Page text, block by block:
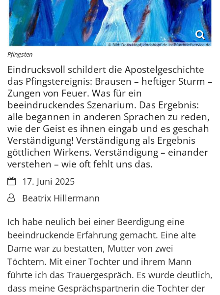
© Bild: Doris Hopf, dorishopf.de In: Pfarrbriefservice.de
Pfingsten
Eindrucksvoll schildert die Apostelgeschichte
das Pfingstereignis: Brausen – heftiger Sturm –
Zungen von Feuer. Was für ein
beeindruckendes Szenarium. Das Ergebnis:
alle begannen in anderen Sprachen zu reden,
wie der Geist es ihnen eingab und es geschah
Verständigung! Verständigung als Ergebnis
göttlichen Wirkens. Verständigung – einander
verstehen – wie oft fehlt uns das.
Datum:17. Juni 2025
Von:Beatrix Hillermann
Ich habe neulich bei einer Beerdigung eine
beeindruckende Erfahrung gemacht. Eine alte
Dame war zu bestatten, Mutter von zwei
Töchtern. Mit einer Tochter und ihrem Mann
führte ich das Trauergespräch. Es wurde deutlich,
dass meine Gesprächspartnerin die Tochter der